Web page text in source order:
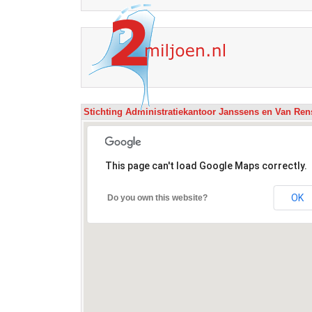
Stichting Administratiekantoor Janssens en Van
This page can't load Google Maps correctly.
Do you own this website? OK